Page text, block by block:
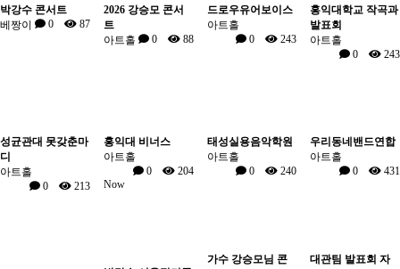
박강수 콘서트
베짱이
0 87
2026 강승모 콘서
트
아트홀
0 88
드로우유어보이스
아트홀
0
243
홍익대학교 작곡과
발표회
아트홀
0
243
성균관대 못갖춘마
디
아트홀
0
213
홍익대 비너스
아트홀
0
204
태성실용음악학원
아트홀
0
240
우리동네밴드연합
아트홀
0
431
Now
가수 강승모님 콘
대관팀 발표회 자